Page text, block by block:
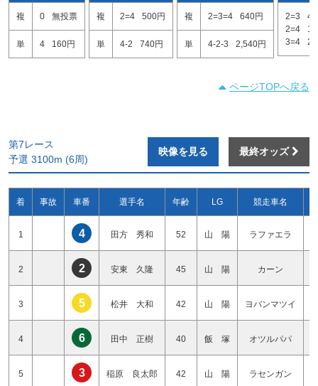
複 0 無投票
単 4 160円
複 2=4 500円
単 4-2 740円
複 2=3=4 640円
単 4-2-3 2,540円
2=3
2=4
3=4
ページTOPへ戻る
第7レース
予選 3100m (6周)
映像を見る 最終オッズ
着 事故 車番 選手名 年齢 LG 競走車名
1 4 田方 秀和 52 山 陽 ラファエラ
2 2 安東 久隆 45 山 陽 カーン
3 5 松井 大和 42 山 陽 ヨバンマツイ
4 6 田中 正樹 40 飯 塚 オツルパパ
5 3 稲原 良太郎 42 山 陽 ラセンガン